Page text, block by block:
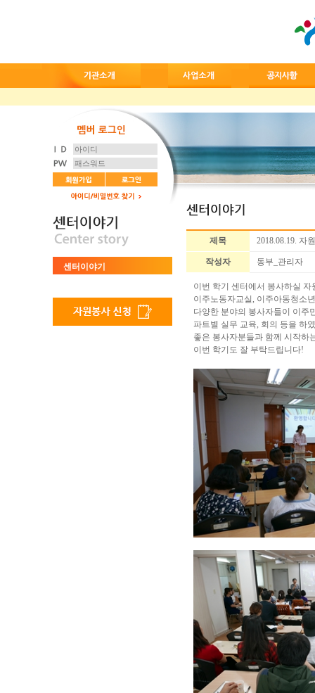
센터이야기
제목 2018.08.19. 자
작성자 동부_관리자
이번 학기 센터에서 봉사하실
이주노동자교실, 이주아동청소
다양한 분야의 봉사자들이 이주
파트별 실무 교육, 회의 등을 하
좋은 봉사자분들과 함께 시작하
이번 학기도 잘 부탁드립니다!